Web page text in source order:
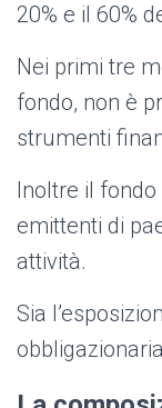
20% e il 60%
Nei primi tre
fondo, non è
strumenti
Inoltre il
emittenti di
attività.
Sia